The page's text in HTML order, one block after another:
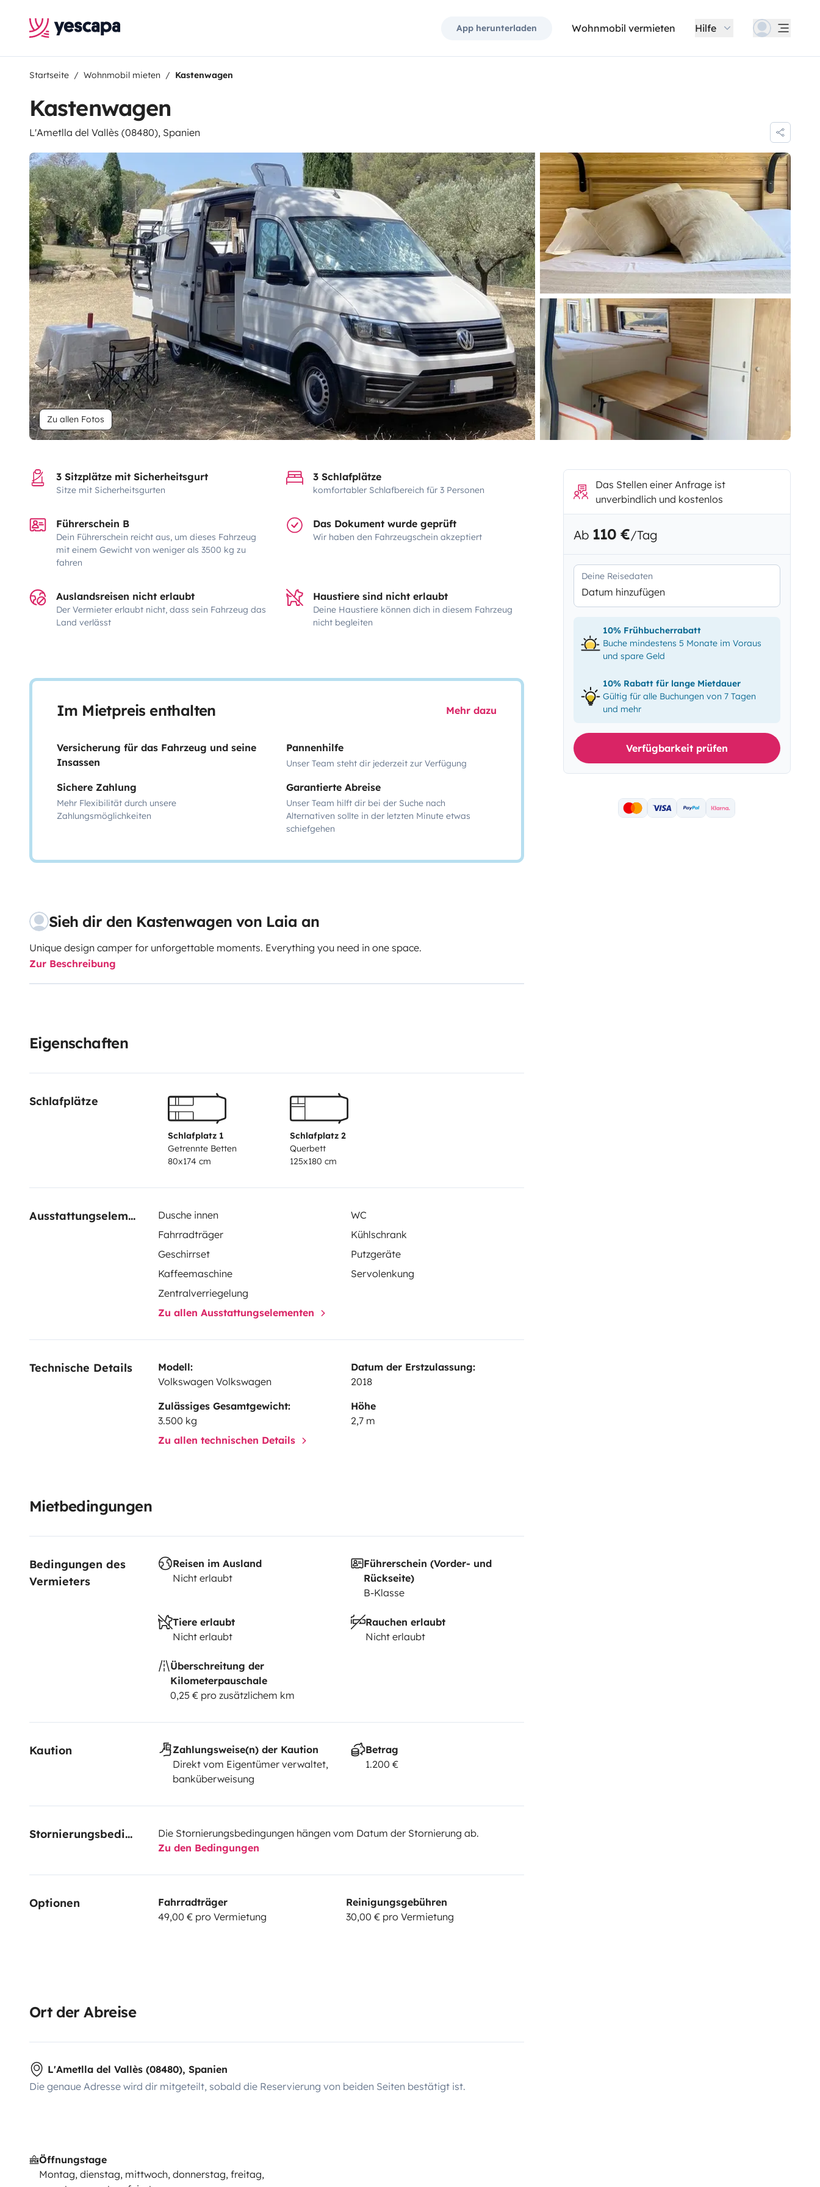
App herunterladen Wohnmobil vermieten Hilfe
Startseite Wohnmobil mieten Kastenwagen
Kastenwagen
L'Ametlla del Vallès (08480), Spanien
Zu allen Fotos
3 Sitzplätze mit Sicherheitsgurt
Sitze mit Sicherheitsgurten
3 Schlafplätze
komfortabler Schlafbereich für 3 Personen
Führerschein B
Dein Führerschein reicht aus, um dieses Fahrzeug
mit einem Gewicht von weniger als 3500 kg zu
fahren
Das Dokument wurde geprüft
Wir haben den Fahrzeugschein akzeptiert
Auslandsreisen nicht erlaubt
Der Vermieter erlaubt nicht, dass sein Fahrzeug das
Land verlässt
Haustiere sind nicht erlaubt
Deine Haustiere können dich in diesem Fahrzeug
nicht begleiten
Im Mietpreis enthalten Mehr dazu
Versicherung für das Fahrzeug und seine
Insassen
Pannenhilfe
Unser Team steht dir jederzeit zur Verfügung
Sichere Zahlung
Mehr Flexibilität durch unsere
Zahlungsmöglichkeiten
Garantierte Abreise
Unser Team hilft dir bei der Suche nach
Alternativen sollte in der letzten Minute etwas
schiefgehen
Sieh dir den Kastenwagen von Laia an
Unique design camper for unforgettable moments. Everything you need in one space.
Zur Beschreibung
Eigenschaften
Schlafplätze
Schlafplatz 1
Getrennte Betten
80x174 cm
Schlafplatz 2
Querbett
125x180 cm
Ausstattungselemente Dusche innen
WC
Fahrradträger
Kühlschrank
Geschirrset
Putzgeräte
Kaffeemaschine
Servolenkung
Zentralverriegelung
Zu allen Ausstattungselementen
Technische Details
Modell:
Volkswagen Volkswagen
Datum der Erstzulassung:
2018
Zulässiges Gesamtgewicht:
3.500 kg
Höhe
2,7 m
Zu allen technischen Details
Mietbedingungen
Bedingungen des
Vermieters
Reisen im Ausland
Nicht erlaubt
Führerschein (Vorder- und
Rückseite)
B-Klasse
Tiere erlaubt
Nicht erlaubt
Rauchen erlaubt
Nicht erlaubt
Überschreitung der
Kilometerpauschale
0,25 € pro zusätzlichem km
Kaution
Zahlungsweise(n) der Kaution
Direkt vom Eigentümer verwaltet,
banküberweisung
Betrag
1.200 €
Stornierungsbedingungen
Die Stornierungsbedingungen hängen vom Datum der Stornierung ab.
Zu den Bedingungen
Optionen
Fahrradträger
49,00 € pro Vermietung
Reinigungsgebühren
30,00 € pro Vermietung
Ort der Abreise
L'Ametlla del Vallès (08480), Spanien
Die genaue Adresse wird dir mitgeteilt, sobald die Reservierung von beiden Seiten bestätigt ist.
Öffnungstage
Montag, dienstag, mittwoch, donnerstag, freitag,
Das Stellen einer Anfrage ist
unverbindlich und kostenlos
Ab 110 €/Tag
Deine Reisedaten
Datum hinzufügen
10% Frühbucherrabatt
Buche mindestens 5 Monate im Voraus
und spare Geld
10% Rabatt für lange Mietdauer
Gültig für alle Buchungen von 7 Tagen
und mehr
Verfügbarkeit prüfen